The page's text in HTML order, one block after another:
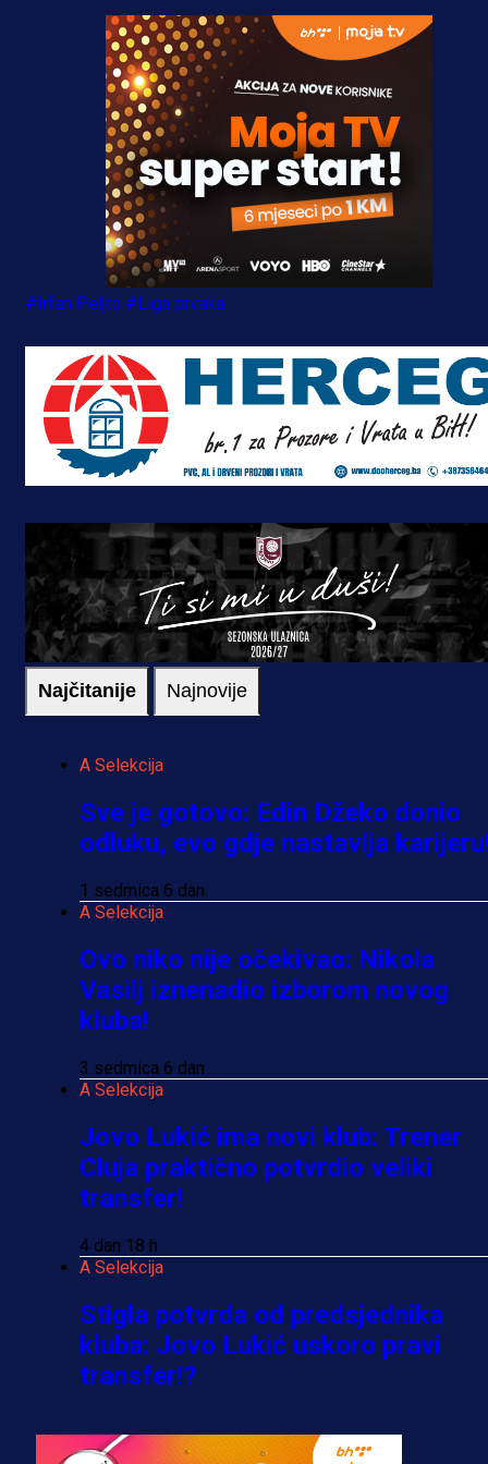
#Irfan Peljto #Liga prvaka
Najčitanije Najnovije
A Selekcija
Sve je gotovo: Edin Džeko donio
odluku, evo gdje nastavlja
1 sedmica 6 dan
A Selekcija
Ovo niko nije očekivao: Nikola
Vasilj iznenadio izborom novog
kluba!
3 sedmica 6 dan
A Selekcija
Jovo Lukić ima novi klub: Trener
Cluja praktično potvrdio veliki
transfer!
4 dan 18 h
A Selekcija
Stigla potvrda od predsjednika
kluba: Jovo Lukić uskoro pravi
transfer!?
A Selekcija